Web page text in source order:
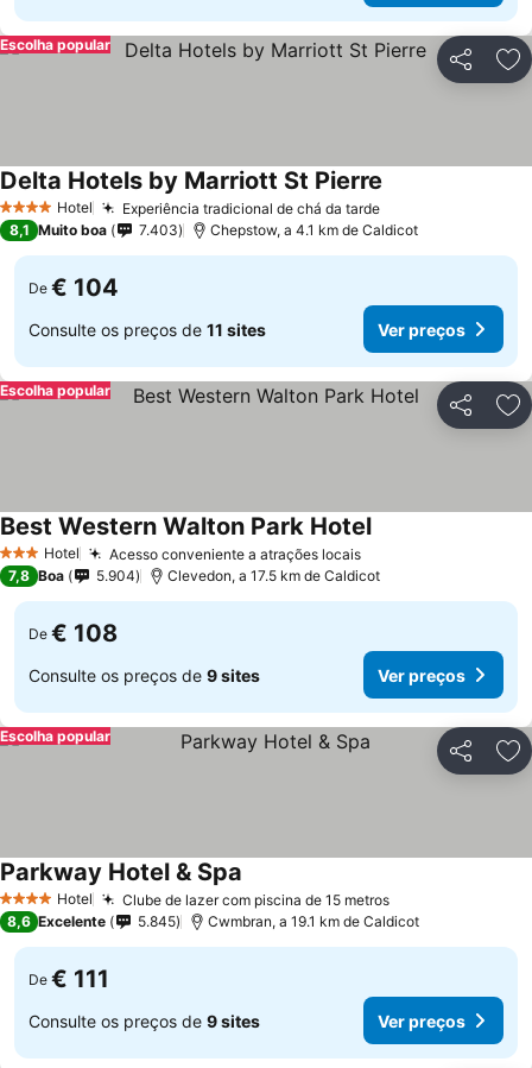
Partilhar
Escolha popular
4 EstrelasHotel Experiência tradicional de chá da tarde
Delta Hotels by Marriott St Pierre
8,1 Muito boa 7.403 Chepstow, a 4.1 km de Caldicot
De € 104
Consulte os preços de 11 sites Ver preços
Partilhar
Escolha popular
3 EstrelasHotel Acesso conveniente a atrações locais
Best Western Walton Park Hotel
7,8 Boa 5.904 Clevedon, a 17.5 km de Caldicot
De € 108
Consulte os preços de 9 sites Ver preços
Partilhar
Escolha popular
4 EstrelasHotel Clube de lazer com piscina de 15 metros
Parkway Hotel & Spa
8,6 Excelente 5.845 Cwmbran, a 19.1 km de Caldicot
De € 111
Consulte os preços de 9 sites Ver preços